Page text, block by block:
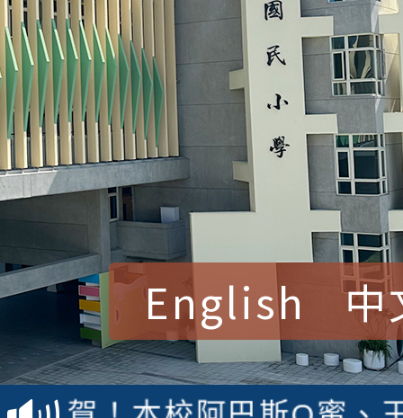
English 中
賀！本校參加桃園市中
賽 洪綺君教師榮獲社
賀！本校阿巴斯O蜜、